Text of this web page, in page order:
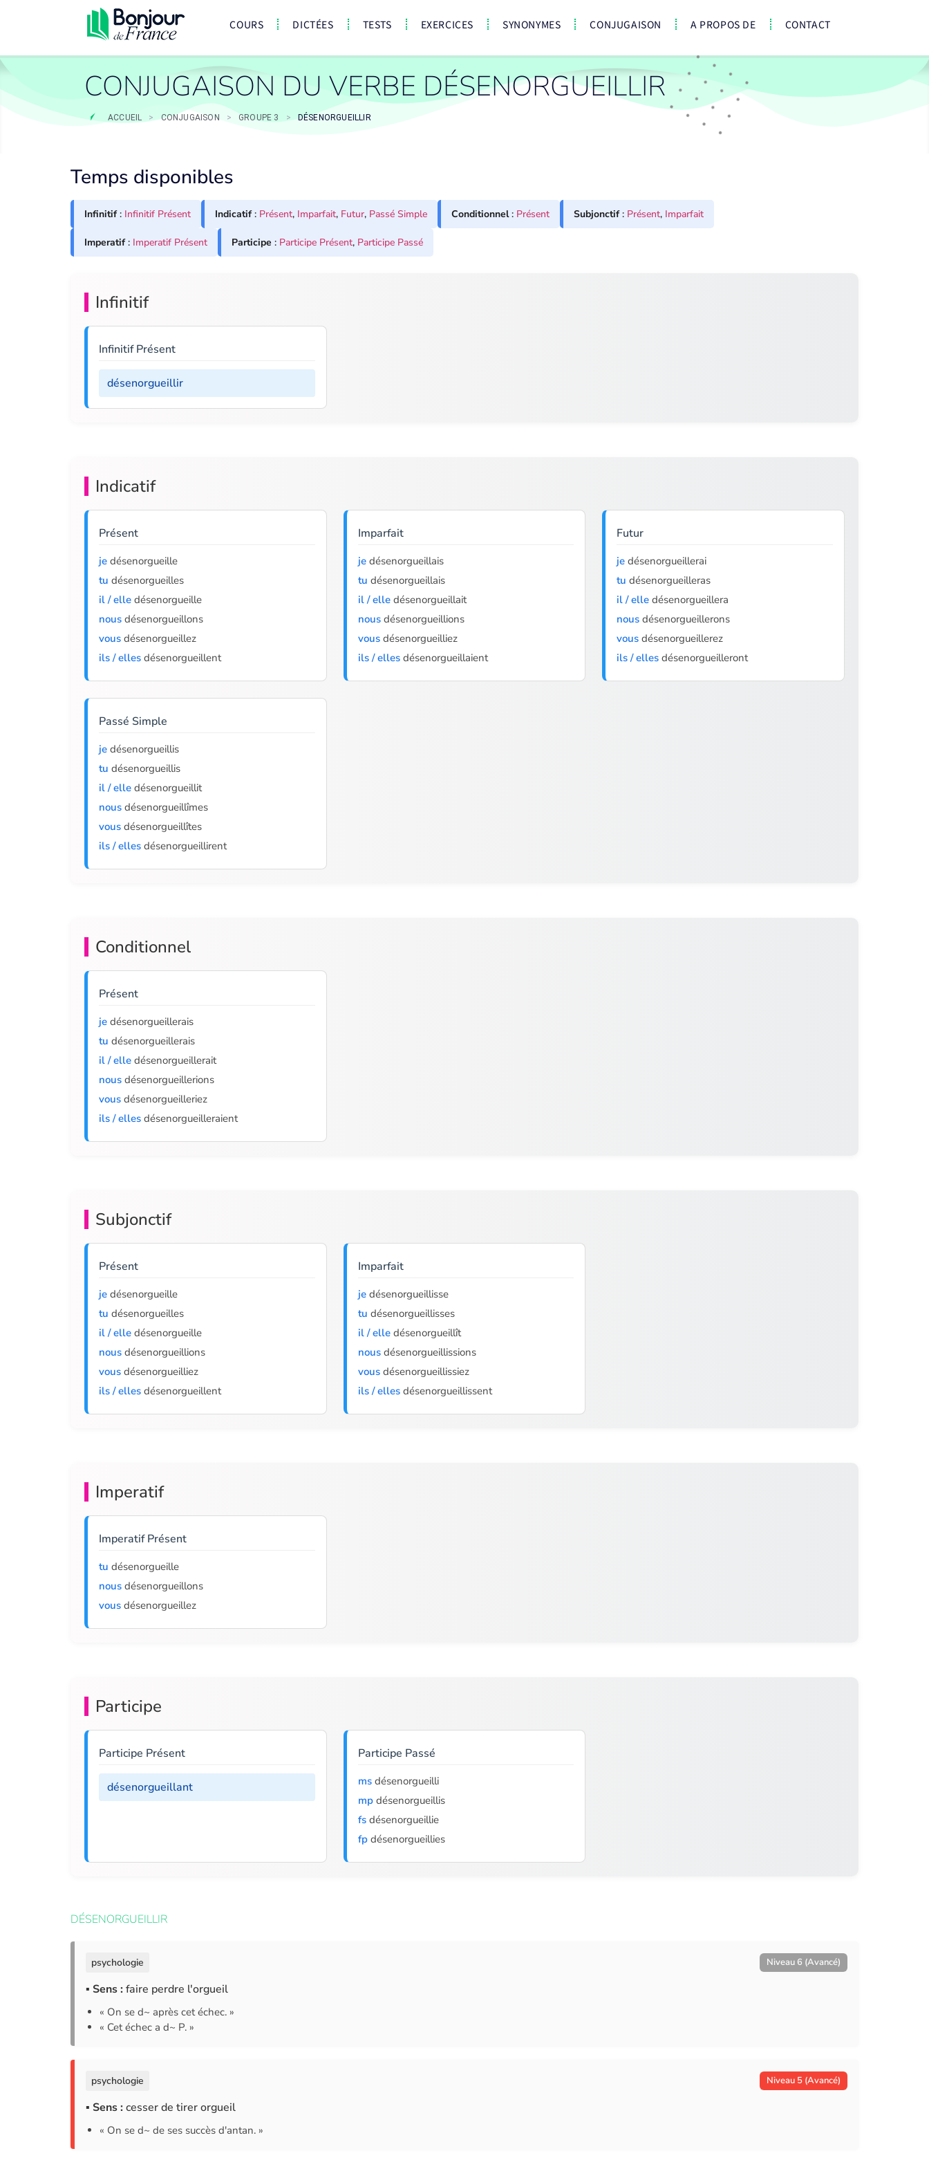
COURS DICTÉES TESTS EXERCICES SYNONYMES CONJUGAISON A PROPOS DE CONTACT
CONJUGAISON DU VERBE DÉSENORGUEILLIR
ACCUEIL > CONJUGAISON > GROUPE 3 > DÉSENORGUEILLIR
Temps disponibles
Infinitif: Infinitif Présent Indicatif: Présent, Imparfait, Futur, Passé Simple Conditionnel: Présent Subjonctif: Présent, Imparfait
Imperatif: Imperatif Présent Participe : Participe Présent, Participe Passé
Infinitif
Infinitif Présent
désenorgueillir
Indicatif
Présent
je désenorgueille
tu désenorgueilles
il / elle désenorgueille
nous désenorgueillons
vous désenorgueillez
ils / elles désenorgueillent
Imparfait
jedésenorgueillais
tu désenorgueillais
il / elledésenorgueillait
nousdésenorgueillions
vousdésenorgueilliez
ils / ellesdésenorgueillaient
Futur
je désenorgueillerai
tu désenorgueilleras
il / elle désenorgueillera
nous désenorgueillerons
vous désenorgueillerez
ils / elles désenorgueilleront
Passé Simple
je désenorgueillis
tu désenorgueillis
il / elle désenorgueillit
nous désenorgueillîmes
vous désenorgueillîtes
ils / elles désenorgueillirent
Conditionnel
Présent
je désenorgueillerais
tu désenorgueillerais
il / elle désenorgueillerait
nous désenorgueillerions
vous désenorgueilleriez
ils / elles désenorgueilleraient
Subjonctif
Présent
je désenorgueille
tu désenorgueilles
il / elle désenorgueille
nous désenorgueillions
vous désenorgueilliez
ils / elles désenorgueillent
Imparfait
jedésenorgueillisse
tu désenorgueillisses
il / elledésenorgueillît
nousdésenorgueillissions
vousdésenorgueillissiez
ils / ellesdésenorgueillissent
Imperatif
Imperatif Présent
tu désenorgueille
nous désenorgueillons
vous désenorgueillez
Participe
Participe Présent
désenorgueillant
Participe Passé
msdésenorgueilli
mpdésenorgueillis
fsdésenorgueillie
fpdésenorgueillies
DÉSENORGUEILLIR
psychologie Niveau 6 (Avancé)
▪ Sens : faire perdre l'orgueil
« On se d~ après cet échec. »
« Cet échec a d~ P. »
psychologie Niveau 5 (Avancé)
▪ Sens : cesser de tirer orgueil
« On se d~ de ses succès d'antan. »